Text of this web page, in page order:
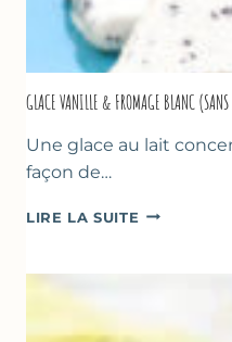
GLACE VANILLE & FROMAGE BLANC (SANS
Une glace au lait
façon de…
LIRE LA SUITE GLACE